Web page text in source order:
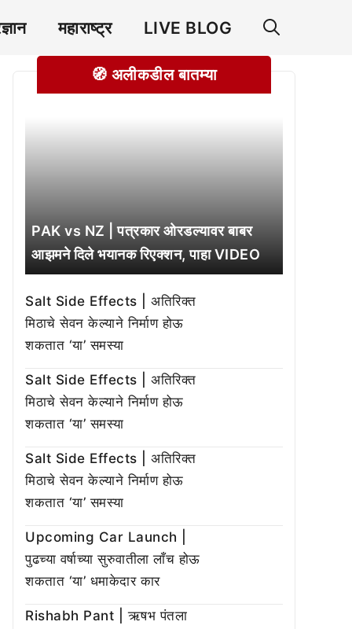
महाराष्ट्र LIVE BLOG
🧭 अलीकडील बातम्या
PAK vs NZ | पत्रकार ओरडल्यावर बाबर
आझमने दिले भयानक रिएक्शन, पाहा VIDEO
Salt Side Effects | अतिरिक्त
मिठाचे सेवन केल्याने निर्माण होऊ
शकतात ‘या’ समस्या
Salt Side Effects | अतिरिक्त
मिठाचे सेवन केल्याने निर्माण होऊ
शकतात ‘या’ समस्या
Salt Side Effects | अतिरिक्त
मिठाचे सेवन केल्याने निर्माण होऊ
शकतात ‘या’ समस्या
Upcoming Car Launch |
पुढच्या वर्षाच्या सुरुवातीला लाँच होऊ
शकतात ‘या’ धमाकेदार कार
Rishabh Pant | ऋषभ पंतला